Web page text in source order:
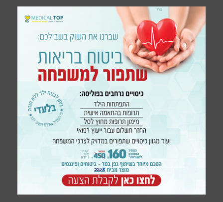
הדריך סטודנטים לתארים גבוהים ורופאים במדעי
יסוד בתחומי התעניינותו.
התמחויות ותחומי טיפול:
פנימאי, סוכרת ומטבוליזם, סוכרת וסיבוכיה
המאוחרים, בעיקר הסיבוכים הכיליתיים, לחץ דם,
השמנת יתר, כולסטרול, מחזור, שיעור יתר,
אוסטופורוזיס, מחלות, עצם נשיות, כליות, ארגון תיק
הגבלת גיל:
מבוגרים בלבד, לגבי ילדים לבקש אישור מהרופא.
הסדר עם קופות חולים: